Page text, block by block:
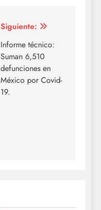
Siguiente:
Informe técnico:
Suman 6,510
defunciones en
México por Covid-
19.